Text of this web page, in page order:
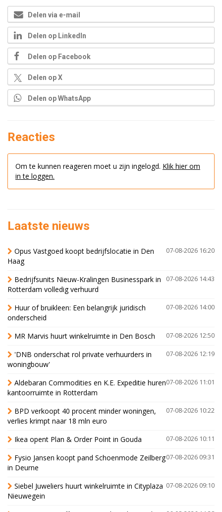
Delen via e-mail
Delen op LinkedIn
Delen op Facebook
Delen op X
Delen op WhatsApp
Reacties
Om te kunnen reageren moet u zijn ingelogd. Klik hier om
in te loggen.
Laatste nieuws
07-08-2026 16:20
Opus Vastgoed koopt bedrijfslocatie in Den
Haag
07-08-2026 14:43
Bedrijfsunits Nieuw-Kralingen Businesspark in
Rotterdam volledig verhuurd
07-08-2026 14:00
Huur of bruikleen: Een belangrijk juridisch
onderscheid
07-08-2026 12:50
MR Marvis huurt winkelruimte in Den Bosch
07-08-2026 12:19
'DNB onderschat rol private verhuurders in
woningbouw'
07-08-2026 11:01
Aldebaran Commodities en K.E. Expeditie huren
kantoorruimte in Rotterdam
07-08-2026 10:22
BPD verkoopt 40 procent minder woningen,
verlies krimpt naar 18 mln euro
07-08-2026 10:11
Ikea opent Plan & Order Point in Gouda
07-08-2026 09:31
Fysio Jansen koopt pand Schoenmode Zeilberg
in Deurne
07-08-2026 09:10
Siebel Juweliers huurt winkelruimte in Cityplaza
Nieuwegein